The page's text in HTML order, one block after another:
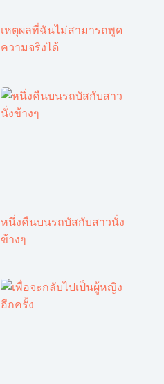
เหตุผลที่ฉันไม่สามารถพูด
ความจริงได้
หนึ่งคืนบนรถบัสกับสาวนั่ง
ข้างๆ